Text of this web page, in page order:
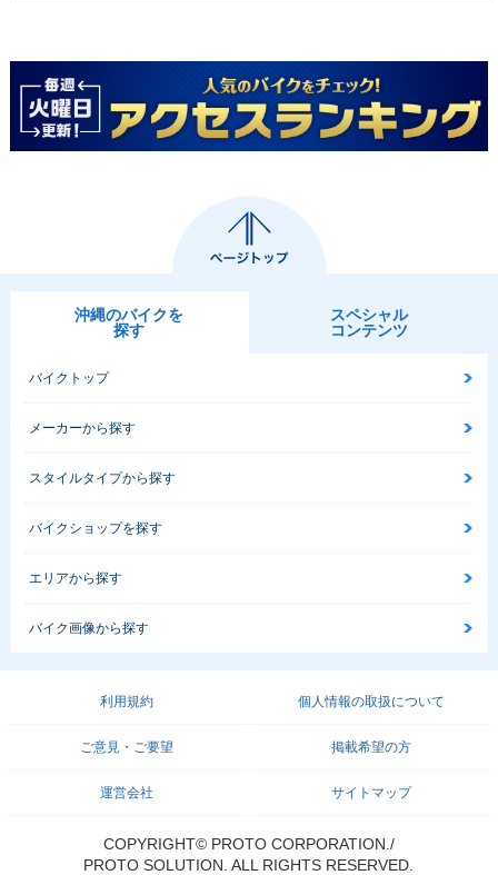
沖縄のバイクを
探す
スペシャル
コンテンツ
バイクトップ
メーカーから探す
スタイルタイプから探す
バイクショップを探す
エリアから探す
バイク画像から探す
利用規約 個人情報の取扱について
ご意見・ご要望 掲載希望の方
運営会社 サイトマップ
COPYRIGHT© PROTO CORPORATION./
PROTO SOLUTION. ALL RIGHTS RESERVED.